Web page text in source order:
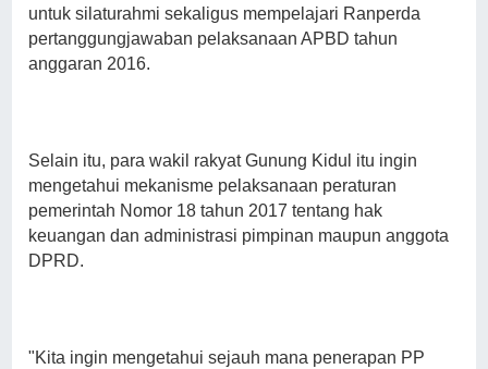
untuk silaturahmi sekaligus mempelajari Ranperda
pertanggungjawaban pelaksanaan APBD tahun
anggaran 2016.
Selain itu, para wakil rakyat Gunung Kidul itu ingin
mengetahui mekanisme pelaksanaan peraturan
pemerintah Nomor 18 tahun 2017 tentang hak
keuangan dan administrasi pimpinan maupun anggota
DPRD.
"Kita ingin mengetahui sejauh mana penerapan PP